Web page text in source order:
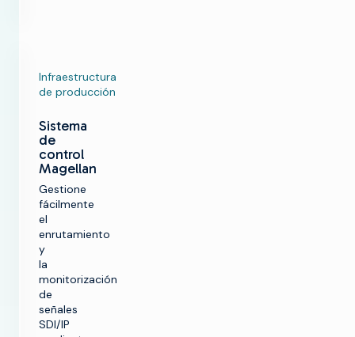
Infraestructura
de producción
Sistema
de
control
Magellan
Gestione
fácilmente
el
enrutamiento
y
la
monitorización
de
señales
SDI/IP